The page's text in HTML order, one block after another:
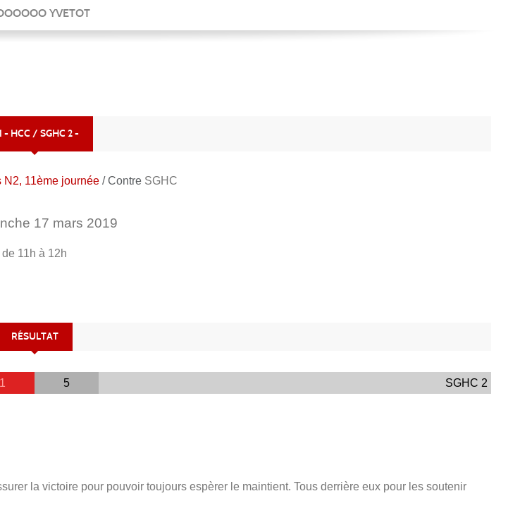
YVETOT
- HCC / SGHC 2 -
11ème journée / Contre SGHC
17 mars 2019
de 11h à 12h
RÉSULTAT
1 5 SGHC 2
la victoire pour pouvoir toujours espèrer le maintient. Tous derrière eux pour les soutenir